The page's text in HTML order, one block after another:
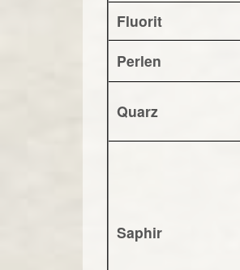
Fluorit
Perlen
Quarz
Saphir